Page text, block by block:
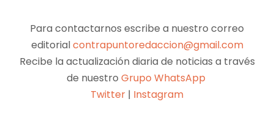
Para contactarnos escribe a nuestro correo
editorialcontrapuntoredaccion@gmail.com
Recibe la actualización diaria de noticias a través
de nuestro Grupo WhatsApp
Twitter | Instagram